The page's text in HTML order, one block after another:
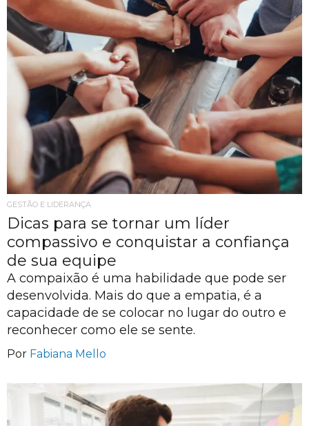
GESTÃO E LIDERANÇA
Dicas para se tornar um líder
compassivo e conquistar a confiança
de sua equipe
A compaixão é uma habilidade que pode ser
desenvolvida. Mais do que a empatia, é a
capacidade de se colocar no lugar do outro e
reconhecer como ele se sente.
Por Fabiana Mello